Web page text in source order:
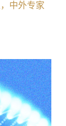
中外专家